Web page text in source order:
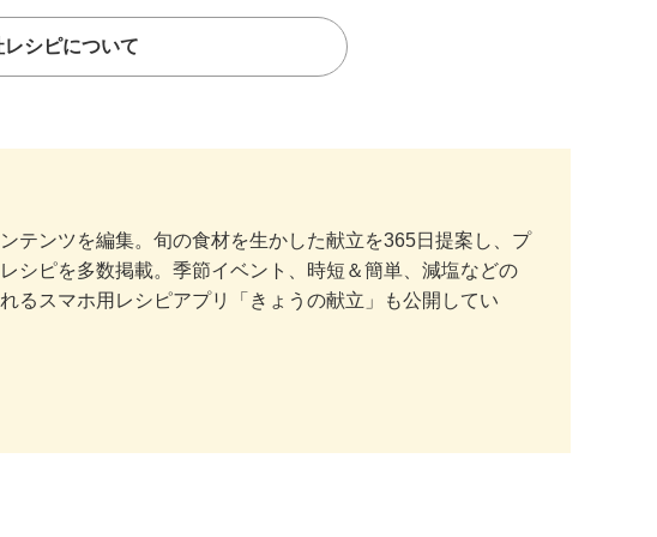
レシピについて
テンツを編集。旬の食材を生かした献立を365日提案し、プ
シピを多数掲載。季節イベント、時短＆簡単、減塩などの
るスマホ用レシピアプリ「きょうの献立」も公開してい